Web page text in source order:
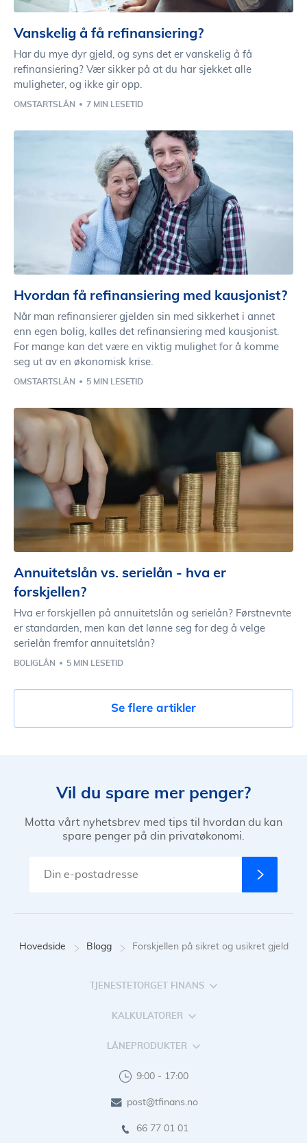
Vanskelig å få refinansiering?
Har du mye dyr gjeld, og syns det er vanskelig å få
refinansiering? Vær sikker på at du har sjekket alle
muligheter, og ikke gir opp.
OMSTARTSLÅN 7 MIN LESETID
Hvordan få refinansiering med kausjonist?
Når man refinansierer gjelden sin med sikkerhet i annet
enn egen bolig, kalles det refinansiering med kausjonist.
For mange kan det være en viktig mulighet for å komme
seg ut av en økonomisk krise.
OMSTARTSLÅN 5 MIN LESETID
Annuitetslån vs. serielån - hva er
forskjellen?
Hva er forskjellen på annuitetslån og serielån? Førstnevnte
er standarden, men kan det lønne seg for deg å velge
serielån fremfor annuitetslån?
BOLIGLÅN 5 MIN LESETID
Se flere artikler
Vil du spare mer penger?
Motta vårt nyhetsbrev med tips til hvordan du kan
spare penger på din privatøkonomi.
Hovedside Blogg Forskjellen på sikret og usikret gjeld
TJENESTETORGET FINANS
KALKULATORER
LÅNEPRODUKTER
9:00 - 17:00
post@tfinans.no
66 77 01 01